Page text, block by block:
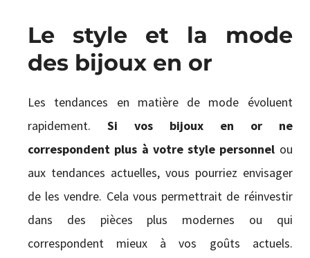
Le style et la mode
des bijoux en or
Les tendances en matière de mode évoluent
rapidement. Si vos bijoux en or ne
correspondent plus à votre style personnel ou
aux tendances actuelles, vous pourriez envisager
de les vendre. Cela vous permettrait de réinvestir
dans des pièces plus modernes ou qui
correspondent mieux à vos goûts actuels.